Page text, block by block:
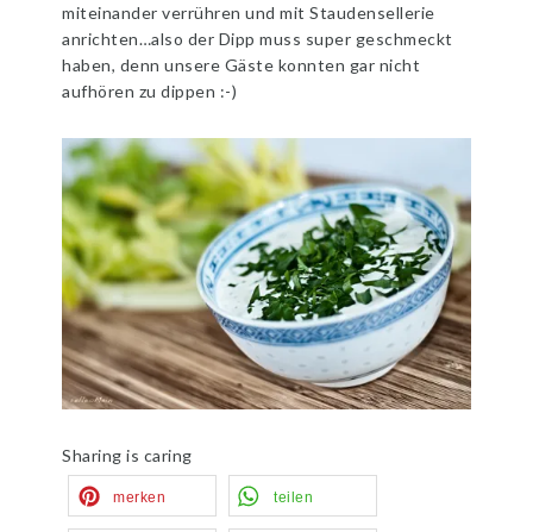
miteinander verrühren und mit Staudensellerie
anrichten…also der Dipp muss super geschmeckt
haben, denn unsere Gäste konnten gar nicht
aufhören zu dippen :-)
Sharing is caring
merken teilen